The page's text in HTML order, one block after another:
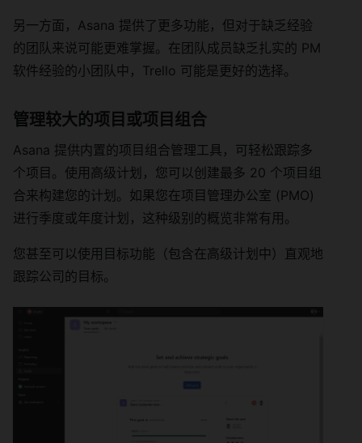
另一方面，Asana 提供了更多功能，但对于缺乏经验
的团队来说可能更难掌握。在团队成员缺乏扎实的 PM
软件经验的小团队中，Trello 可能是更好的选择。
管理较大的项目或项目组合
Asana 提供内置的项目组合管理工具，可轻松跟踪多
个项目。使用高级计划，您可以创建最多 20 个项目组
合来构建您的计划。如果您在项目管理办公室 (PMO)
进行季度或年度计划，这种级别的概览非常有用。
您甚至可以使用目标功能（包含在高级计划中）直观地
跟踪公司的目标。